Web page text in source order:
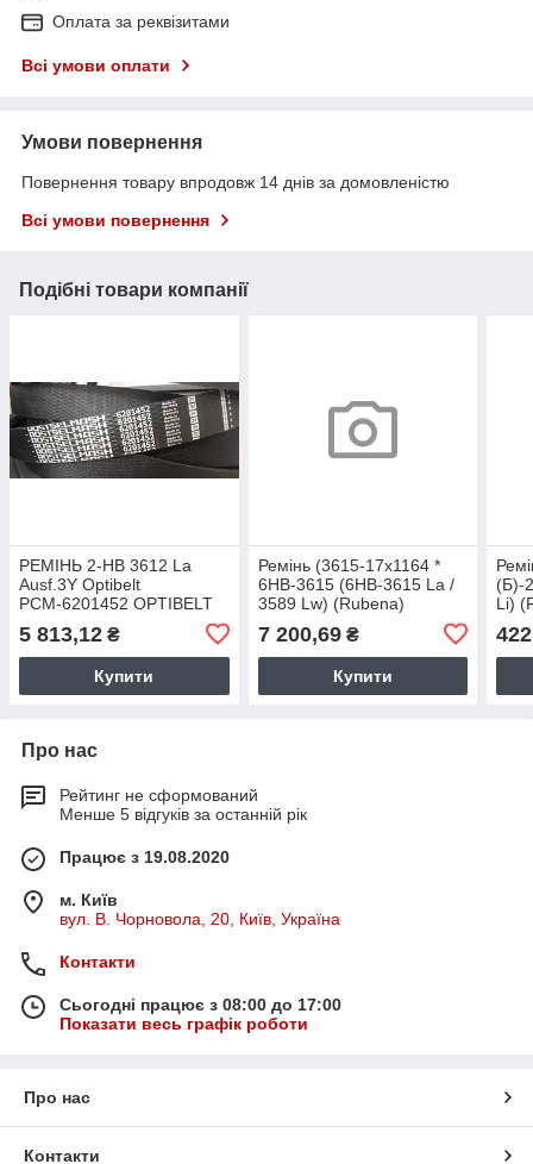
Оплата за реквізитами
Всі умови оплати
Умови повернення
Повернення товару впродовж 14 днів за домовленістю
Всі умови повернення
Подібні товари компанії
РЕМІНЬ 2-HB 3612 La
Ausf.3Y Optibelt
РСМ-6201452 OPTIBELT
5 813,12 ₴
Купити
Ремінь (3615-17х1164 *
6НВ-3615 (6НВ-3615 La /
3589 Lw) (Rubena)
7 200,69₴
Купити
(Б)-
Li)
Про нас
Рейтинг не сформований
Менше 5 відгуків за останній рік
Працює з 19.08.2020
м. Київ
вул. В. Чорновола, 20, Київ, Україна
Контакти
Сьогодні працює з 08:00 до 17:00
Показати весь графік роботи
Про нас
Контакти